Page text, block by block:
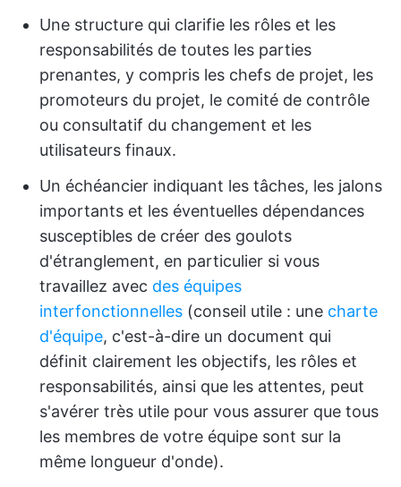
Une structure qui clarifie les rôles et les
responsabilités de toutes les parties
prenantes, y compris les chefs de projet, les
promoteurs du projet, le comité de contrôle
ou consultatif du changement et les
utilisateurs finaux.
Un échéancier indiquant les tâches, les jalons
importants et les éventuelles dépendances
susceptibles de créer des goulots
d'étranglement, en particulier si vous
travaillez avec des équipes
interfonctionnelles (conseil utile : une charte
d'équipe, c'est-à-dire un document qui
définit clairement les objectifs, les rôles et
responsabilités, ainsi que les attentes, peut
s'avérer très utile pour vous assurer que tous
les membres de votre équipe sont sur la
même longueur d'onde).